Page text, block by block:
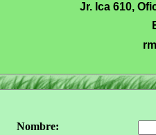
Jr. Ica 610,
Nombre: